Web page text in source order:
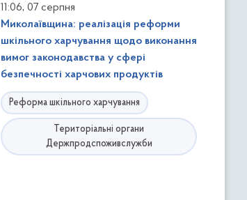
11:06, 07 серпня
Миколаївщина: реалізація реформи
шкільного харчування щодо виконання
вимог законодавства у сфері
безпечності харчових продуктів
Реформа шкільного харчування
Територіальні органи
Держпродспоживслужби